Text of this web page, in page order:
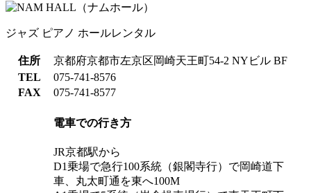
ジャズ ピアノ ホールレンタル
住所
京都府京都市左京区岡崎天王町54-2 NYビル BF
TEL
075-741-8576
FAX
075-741-8577
電車での行き方
JR京都駅から
D1乗場で急行100系統（銀閣寺行）で岡崎道下
車、丸太町通を東へ100M